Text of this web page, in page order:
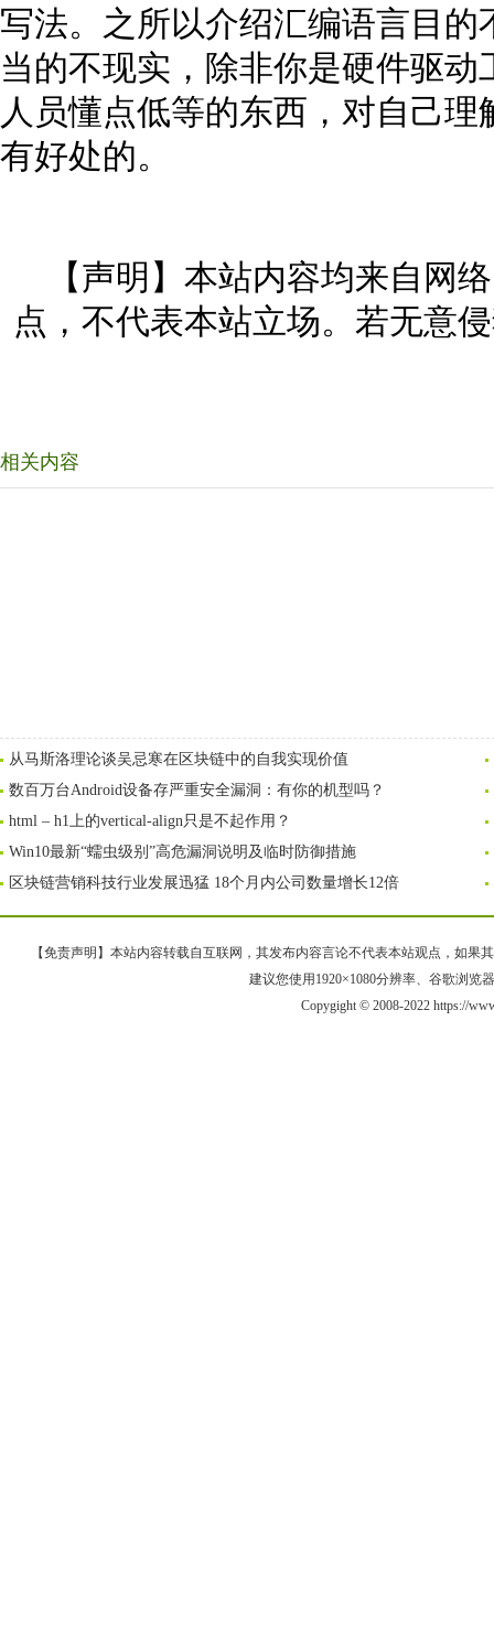
写法。之所以介绍汇编语言目
当的不现实，除非你是硬件驱
人员懂点低等的东西，对自己
有好处的。
【声明】本站内容均来自网
点，不代表本站立场。若无意
相关内容
从马斯洛理论谈吴忌寒在区块链中的自我实现价值
数百万台Android设备存严重安全漏洞：有你的机型吗？
html – h1上的vertical-align只是不起作用？
Win10最新“蠕虫级别”高危漏洞说明及临时防御措施
区块链营销科技行业发展迅猛 18个月内公司数量增长12倍
【免责声明】本站内容转载自互联网，其发布内容言论不代表本站观点，如果
建议您使用1920×1080分辨率、谷歌浏览
Copygight © 2008-2022 https://